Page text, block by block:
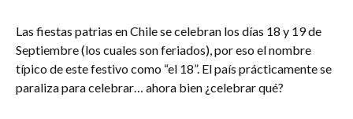
Las fiestas patrias en Chile se celebran los días 18 y 19 de
Septiembre (los cuales son feriados), por eso el nombre
típico de este festivo como “el 18”. El país prácticamente se
paraliza para celebrar… ahora bien ¿celebrar qué?